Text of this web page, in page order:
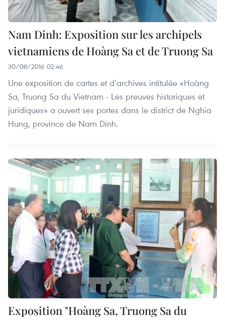
Nam Dinh: Exposition sur les archipels
vietnamiens de Hoàng Sa et de Truong Sa
30/08/2016 02:46
Une exposition de cartes et d’archives intitulée «Hoàng
Sa, Truong Sa du Vietnam - Les preuves historiques et
juridiques» a ouvert ses portes dans le district de Nghia
Hung, province de Nam Dinh.
Exposition ​"Hoàng Sa, Truong Sa du